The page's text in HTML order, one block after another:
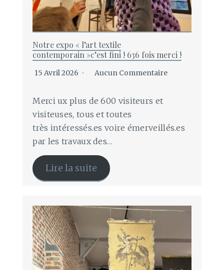
Notre expo « l’art textile
contemporain »c’est fini ! 636 fois merci !
15 Avril 2026 Aucun Commentaire
Merci ux plus de 600 visiteurs et
visiteuses, tous et toutes
très intéressés.es voire émerveillés.es
par les travaux des…
Lire la suite